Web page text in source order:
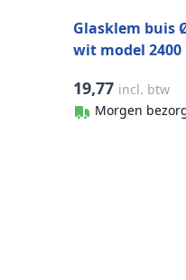
Glasklem buis
wit model 2400
19,77 incl. btw
Morgen